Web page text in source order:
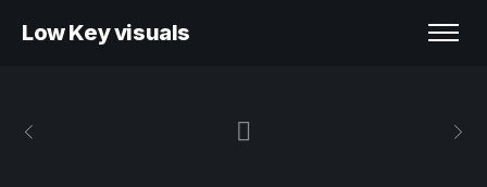
Low Key visuals